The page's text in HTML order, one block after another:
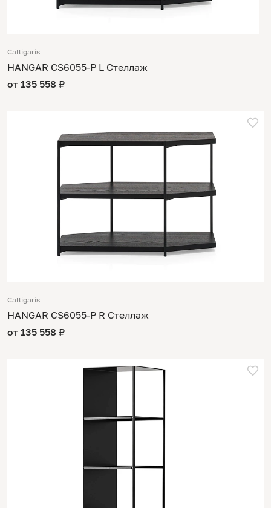
Calligaris
HANGAR CS6055-P L Стеллаж
от 135 558 ₽
Calligaris
HANGAR CS6055-P R Стеллаж
от 135 558 ₽